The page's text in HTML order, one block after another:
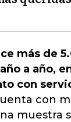
más de
a año,
con
con
muestra